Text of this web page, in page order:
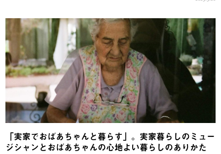
「実家でおばあちゃんと暮らす」。実家暮らしのミュー
ジシャンとおばあちゃんの心地よい暮らしのありかた